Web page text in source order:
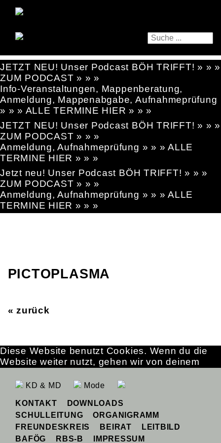
JETZT NEU! Unser Podcast BÖH TRIFFT! » » »
ZUM PODCAST » » »
Info-Veranstaltungen, Mappenberatung,
Anmeldung, Mappenabgabe, Aufnahmeprüfung
» » » ALLE TERMINE HIER » » »
JETZT NEU! Unser Podcast BÖH TRIFFT! » » »
ZUM PODCAST » » »
Anmeldung, Aufnahmeprüfung » » » ALLE
TERMINE HIER » » »
Jetzt neu! Unser Podcast BÖH TRIFFT! » » »
ZUM PODCAST » » »
Anmeldung, Aufnahmeprüfung » » » ALLE
TERMINE HIER » » »
PICTOPLASMA
« zurück
KD & MD Mode
KONTAKT
DOWNLOADS
SCHULLEITUNG
ORGANIGRAMM
FREUNDESKREIS
BEIRAT
LEITBILD
BAFÖG
RBS-B IMPRESSUM
Diese Website benutzt Cookies. Wenn du die
Website weiter nutzt, gehen wir von deinem